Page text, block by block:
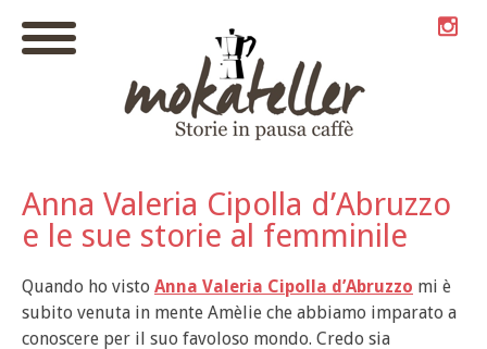
Anna Valeria Cipolla d’Abruzzo
e le sue storie al femminile
Quando ho visto Anna Valeria Cipolla d’Abruzzo mi è
subito venuta in mente Amèlie che abbiamo imparato a
conoscere per il suo favoloso mondo. Credo sia